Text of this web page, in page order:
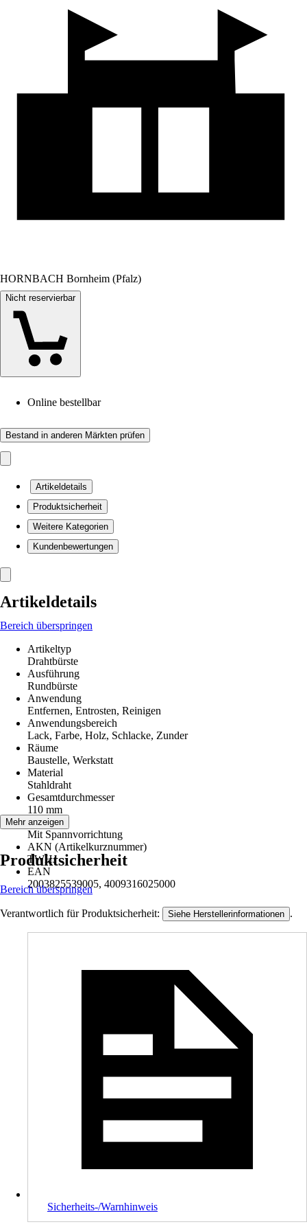
HORNBACH Bornheim (Pfalz)
Nicht reservierbar
Online bestellbar
Bestand in anderen Märkten prüfen
Artikeldetails
Produktsicherheit
Weitere Kategorien
Kundenbewertungen
Artikeldetails
Bereich überspringen
Artikeltyp
Drahtbürste
Ausführung
Rundbürste
Anwendung
Entfernen, Entrosten, Reinigen
Anwendungsbereich
Lack, Farbe, Holz, Schlacke, Zunder
Räume
Baustelle, Werkstatt
Material
Stahldraht
Gesamtdurchmesser
110 mm
Hinweis
Mit Spannvorrichtung
AKN (Artikelkurznummer)
TWHJ
EAN
2003825539005, 4009316025000
Mehr anzeigen
Produktsicherheit
Bereich überspringen
Verantwortlich für Produktsicherheit: Siehe Herstellerinformationen .
Sicherheits-/Warnhinweis